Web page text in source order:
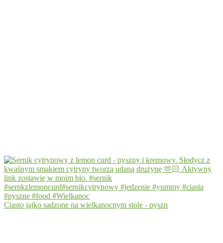
Ciasto jajko sadzone na wielkanocnym stole - pyszn